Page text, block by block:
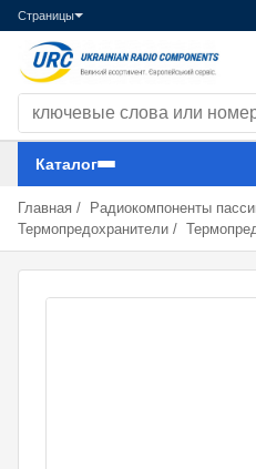
Страницы
Каталог
Главная / Радиокомпоненты
Термопредохранители /